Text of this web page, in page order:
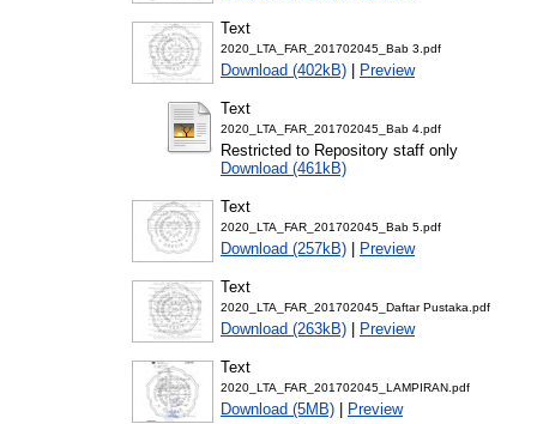
Text
2020_LTA_FAR_201702045_Bab 3.pdf
Download (402kB) | Preview
Text
2020_LTA_FAR_201702045_Bab 4.pdf
Restricted to Repository staff only
Download (461kB)
Text
2020_LTA_FAR_201702045_Bab 5.pdf
Download (257kB) | Preview
Text
2020_LTA_FAR_201702045_Daftar Pustaka.pdf
Download (263kB) | Preview
Text
2020_LTA_FAR_201702045_LAMPIRAN.pdf
Download (5MB) | Preview